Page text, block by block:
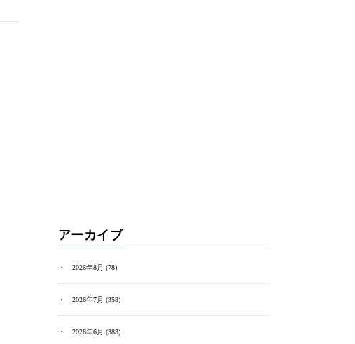
アーカイブ
2026年8月 (78)
2026年7月 (358)
2026年6月 (383)